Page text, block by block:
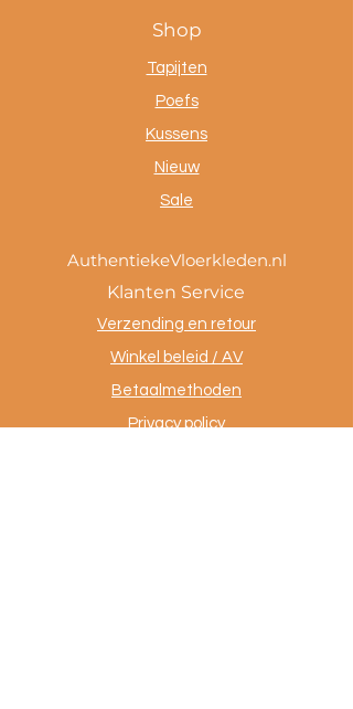
Shop
Tapijten
Poefs
Kussens
Nieuw
Sale
AuthentiekeVloerkleden.nl
Klanten Service
Verzending en retour
Winkel beleid / AV
Betaalmethoden
Privacy policy